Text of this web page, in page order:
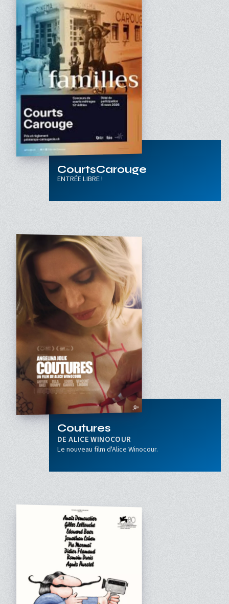
CourtsCarouge
ENTRÉE LIBRE !
Coutures
ALICE WINOCOUR
Le nouveau film d'Alice Winocour.